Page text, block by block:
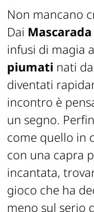
Non mancano
Dai
infusi di magia
piumati nati
diventati
incontro è
un segno.
come quello in
con una capra
incantata,
gioco che ha
meno sul serio